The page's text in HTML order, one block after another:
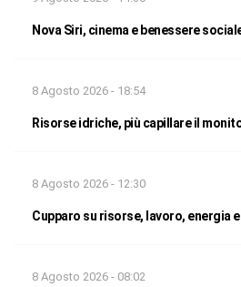
Nova Siri, cinema e benessere
8 Agosto 2026 - 18:54
Risorse idriche, più capillare il
8 Agosto 2026 - 12:30
Cupparo su risorse, lavoro, energia
8 Agosto 2026 - 08:02